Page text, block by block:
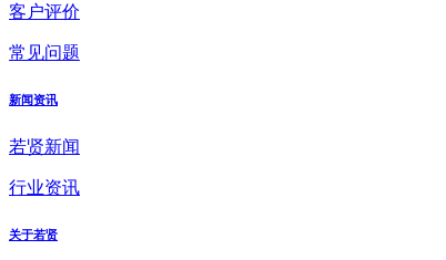
客户评价
常见问题
新闻资讯
若贤新闻
行业资讯
关于若贤